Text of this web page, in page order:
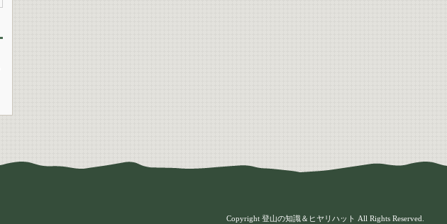
Copyright 登山の知識＆ヒヤリハット All Rights Reserved.